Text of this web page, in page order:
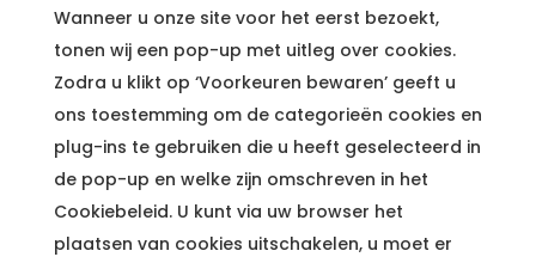
Wanneer u onze site voor het eerst bezoekt,
tonen wij een pop-up met uitleg over cookies.
Zodra u klikt op ‘Voorkeuren bewaren’ geeft u
ons toestemming om de categorieën cookies en
plug-ins te gebruiken die u heeft geselecteerd in
de pop-up en welke zijn omschreven in het
Cookiebeleid. U kunt via uw browser het
plaatsen van cookies uitschakelen, u moet er